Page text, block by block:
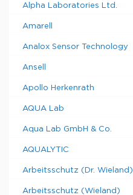
Alpha Laboratories Ltd.
Amarell
Analox Sensor Technology
Ansell
Apollo Herkenrath
AQUA Lab
Aqua Lab GmbH & Co.
AQUALYTIC
Arbeitsschutz (Dr. Wieland)
Arbeitsschutz (Wieland)